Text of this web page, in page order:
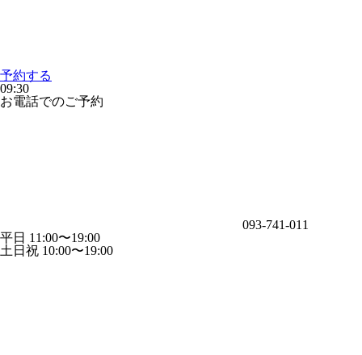
予約する
09:30
お電話でのご予約
093-741-011
平日 11:00〜19:00
土日祝 10:00〜19:00